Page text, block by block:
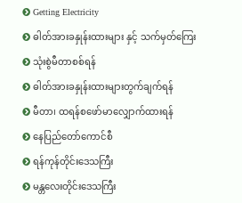
Getting Electricity
ဓါတ်အားခနှုန်းထားများ နှင့် သက်မှတ်ကြေး
သုံးစွဲမီတာစစ်ရန်
ဓါတ်အားခနှုန်းထားများတွက်ချက်ရန်
မီတာ၊ ထရန်စဖော်မာလျှောက်ထားရန်
နေပြည်တော်ကောင်စီ
ရန်ကုန်တိုင်းဒေသကြီး
မန္တလေးတိုင်းဒေသကြီး